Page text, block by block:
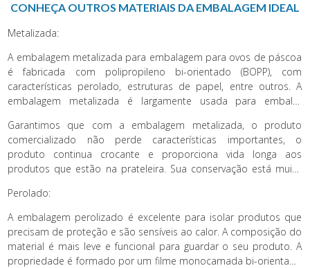
CONHEÇA OUTROS MATERIAIS DA EMBALAGEM IDEAL
Metalizada:
A embalagem metalizada para embalagem para ovos de páscoa
é fabricada com polipropileno bi-orientado (BOPP), com
características perolado, estruturas de papel, entre outros. A
embalagem metalizada é largamente usada para embalar
Garantimos que com a embalagem metalizada, o produto
comercializado não perde características importantes, o
produto continua crocante e proporciona vida longa aos
produtos que estão na prateleira. Sua conservação está muito
embalagem metalizada oferece. A embalagem metalizada tem
um excelente aspecto visual brilhoso, resistente a altas
temperaturas e shelf life de grande durabilidade.
Perolado:
A embalagem perolizado é excelente para isolar produtos que
precisam de proteção e são sensíveis ao calor. A composição do
material é mais leve e funcional para guardar o seu produto. A
propriedade é formado por um filme monocamada bi-orientado